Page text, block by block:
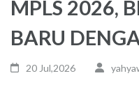
MPLS 2026,
BARU
20 Jul,2026